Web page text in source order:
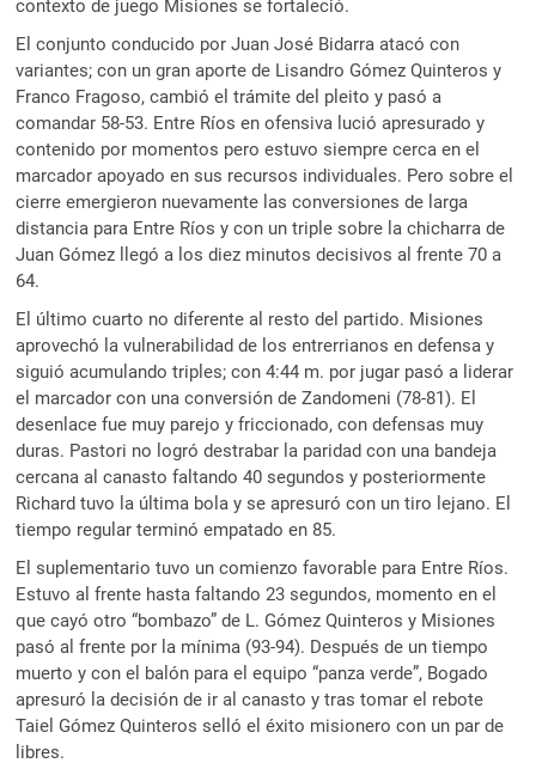
contexto de juego Misiones se fortaleció.
El conjunto conducido por Juan José Bidarra atacó con
variantes; con un gran aporte de Lisandro Gómez Quinteros y
Franco Fragoso, cambió el trámite del pleito y pasó a
comandar 58-53. Entre Ríos en ofensiva lució apresurado y
contenido por momentos pero estuvo siempre cerca en el
marcador apoyado en sus recursos individuales. Pero sobre el
cierre emergieron nuevamente las conversiones de larga
distancia para Entre Ríos y con un triple sobre la chicharra de
Juan Gómez llegó a los diez minutos decisivos al frente 70 a
64.
El último cuarto no diferente al resto del partido. Misiones
aprovechó la vulnerabilidad de los entrerrianos en defensa y
siguió acumulando triples; con 4:44 m. por jugar pasó a liderar
el marcador con una conversión de Zandomeni (78-81). El
desenlace fue muy parejo y friccionado, con defensas muy
duras. Pastori no logró destrabar la paridad con una bandeja
cercana al canasto faltando 40 segundos y posteriormente
Richard tuvo la última bola y se apresuró con un tiro lejano. El
tiempo regular terminó empatado en 85.
El suplementario tuvo un comienzo favorable para Entre Ríos.
Estuvo al frente hasta faltando 23 segundos, momento en el
que cayó otro “bombazo” de L. Gómez Quinteros y Misiones
pasó al frente por la mínima (93-94). Después de un tiempo
muerto y con el balón para el equipo “panza verde”, Bogado
apresuró la decisión de ir al canasto y tras tomar el rebote
Taiel Gómez Quinteros selló el éxito misionero con un par de
libres.